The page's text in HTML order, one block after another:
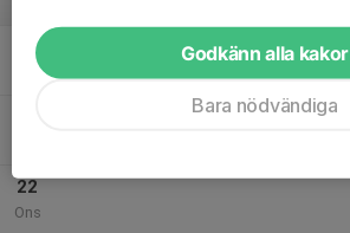
20
Mån
22
Ons
Godkänn alla kakor
Bara nödvändiga